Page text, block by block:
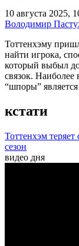
10 августа 2025,
Володимир
Тоттенхэму
найти игрока,
который выбыл
связок. Наиболее
“шпоры”
кстати
Тоттенхэм
сезон
видео дня